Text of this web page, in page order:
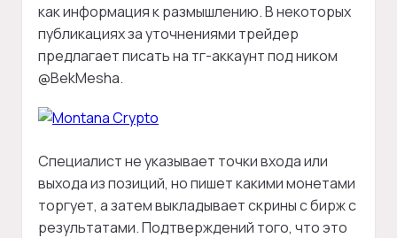
как информация к размышлению. В некоторых
публикациях за уточнениями трейдер
предлагает писать на тг-аккаунт под ником
@BekMesha.
Специалист не указывает точки входа или
выхода из позиций, но пишет какими монетами
торгует, а затем выкладывает скрины с бирж с
результатами. Подтверждений того, что это